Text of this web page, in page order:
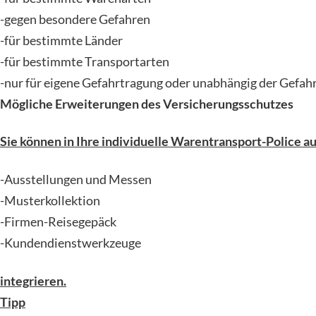
-gegen besondere Gefahren
-für bestimmte Länder
-für bestimmte Transportarten
-nur für eigene Gefahrtragung oder unabhängig der
Mögliche Erweiterungen des Versicherungsschutzes
Sie können in Ihre individuelle Warentransport-Police
-Ausstellungen und Messen
-Musterkollektion
-Firmen-Reisegepäck
-Kundendienstwerkzeuge
integrieren.
Tipp